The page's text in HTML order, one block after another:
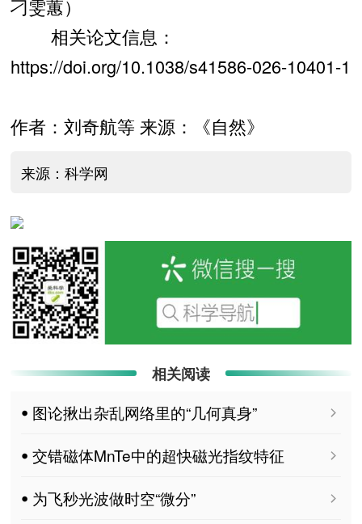
刁雯蕙）
相关论文信息：
https://doi.org/10.1038/s41586-026-10401-1
作者：刘奇航等 来源：《自然》
来源：科学网
相关阅读
ꔷ 图论揪出杂乱网络里的“几何真身”
ꔷ 交错磁体MnTe中的超快磁光指纹特征
ꔷ 为飞秒光波做时空“微分”